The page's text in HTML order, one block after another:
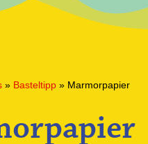
» Basteltipp » Marmorpapier